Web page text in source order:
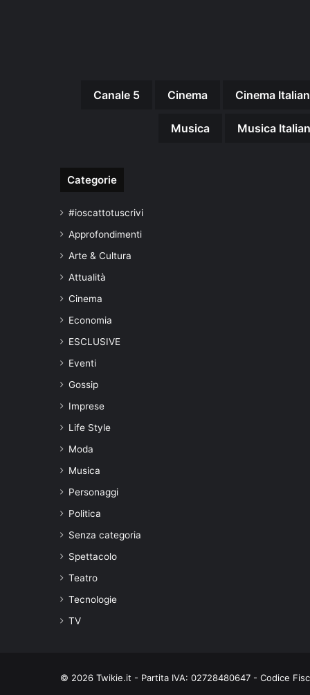
Canale 5 Cinema Cinema
Musica Musica
Categorie
#ioscattotuscrivi
Approfondimenti
Arte & Cultura
Attualità
Cinema
Economia
ESCLUSIVE
Eventi
Gossip
Imprese
Life Style
Moda
Musica
Personaggi
Politica
Senza categoria
Spettacolo
Teatro
Tecnologie
TV
© 2026 Twikie.it - Partita IVA: 02728480647 - Codice